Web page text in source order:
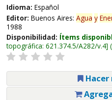
Idioma: Español
Editor: Buenos Aires: Agua y
1988
Disponibilidad: Ítems
topográfica: 621.374.5/A282/v.4
Hacer